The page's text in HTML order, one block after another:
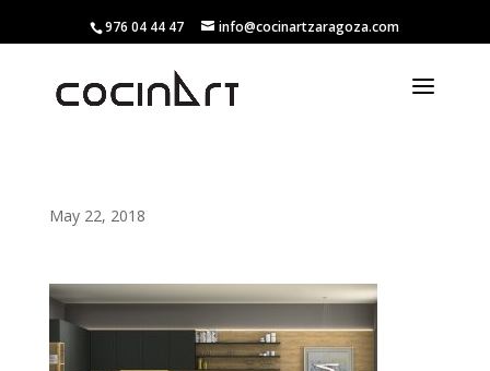
976 04 44 47 info@cocinartzaragoza.com
May 22, 2018